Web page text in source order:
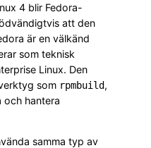
4 blir Fedora-
att den
är en välkänd
som teknisk
Linux. Den
som rpmbuild,
hantera
samma typ av